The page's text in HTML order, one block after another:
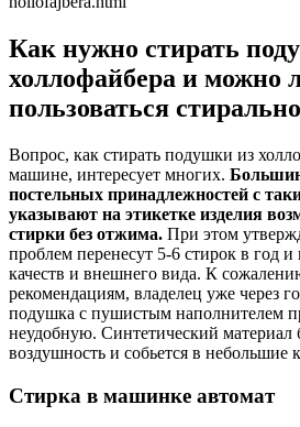
Как нужно стирать
холлофайбера и можно
пользоваться
Вопрос, как стирать подушки из
машине, интересует многих.
постельных принадлежностей с
указывают на этикетке изделия
стирки без отжима. При этом
проблем перенесут 5-6 стирок в год
качеств и внешнего вида. К
рекомендациям, владелец уже через
подушка с пушистым наполнителем
неудобную. Синтетический материал
воздушность и собьется в небольшие
Стирка в машинке автомат